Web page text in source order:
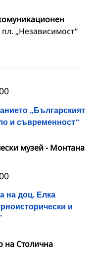
пл. „Независимост“
„Българският
и съвременност“
музей - Монтана
на доц. Елка
и
на Столична